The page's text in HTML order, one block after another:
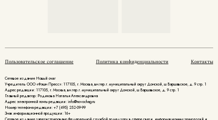
Пользовательское соглашение Политика конфиденциальности Контакты
Сетевое издание Новый очаг
Учредитель ООО «Фэшн Пресс»: 117105, г. Москва, вн.тер.г. муниципальный округ Донской, ш Варшавское, д. 9 стр. 1
Адрес редакции: 117105, г. Москва, вн.тер.г. муниципальный округ Донской, ш Варшавское, д. 9 стр. 1
Главный редактор: Родикова Наталья Александровна
Адрес электронной почты редакции: info@novochag.ru
Номер телефона редакции: +7 (495) 252-09-99
Знак информационной продукции: 16+